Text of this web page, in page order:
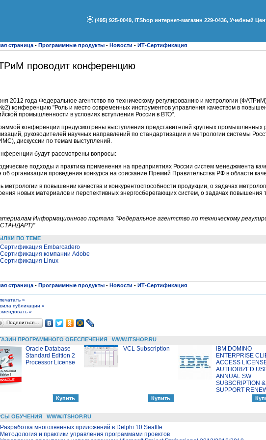
(495) 925-0049, ITShop интернет-магазин 229-0436, Учебный
страница - Программные продукты - Новости - ИТ-Сертификация
проводит конференцию
2012 года Федеральное агентство по техническому регулированию и метрологии
конференцию "Роль и место современных инструментов управления качеством в
промышленности в условиях вступления России в ВТО".
конференции предусмотрены выступления представителей крупных промышленных
руководителей научных направлений по стандартизации и метрологии системы
дискуссии по темам выступлений.
будут рассмотрены вопросы:
подходы и практика применения на предприятиях России систем менеджмента
об организации проведения конкурса на соискание Премий Правительства РФ в области
метрологии в повышении качества и конкурентоспособности продукции, о задачах
новых материалов и перспективных энергосберегающих систем, о задачах повышения
Информационного портала "Федеральное агентство по техническому
ПО ТЕМЕ
Сертификация Embarcadero
Сертификация компании Adobe
Сертификация Linux
страница - Программные продукты - Новости - ИТ-Сертификация
»
публикации »
»
Поделиться…
ПРОГРАММНОГО ОБЕСПЕЧЕНИЯ WWW.ITSHOP.RU
Oracle Database
Standard Edition 2
Processor License
VCL Subscription
IBM DOMINO
ENTERPRISE
ACCESS
AUTHORIZED
ANNUAL SW
SUBSCRIPTION &
SUPPORT
ОБУЧЕНИЯ
WWW.ITSHOP.RU
Разработка многозвенных приложений в Delphi 10 Seattle
Методология и практики управления программами проектов